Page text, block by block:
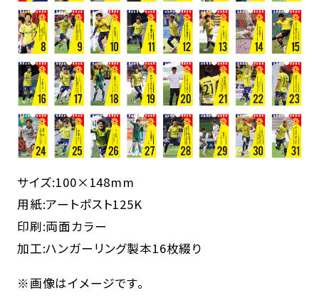
サイズ:100×148mm
用紙:アートポスト125K
印刷:両面カラー
加工:ハンガーリング製本16枚綴り
※画像はイメージです。